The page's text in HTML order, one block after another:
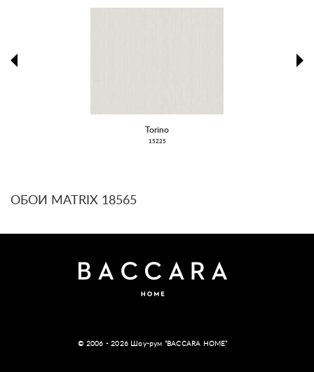
Torino
15225
ОБОИ MATRIX 18565
© 2006 - 2026 Шоу-рум “BACCARA HOME”